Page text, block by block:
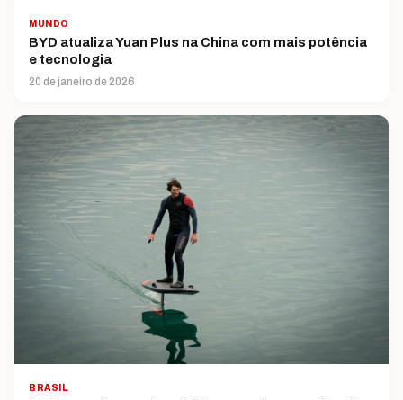
MUNDO
BYD atualiza Yuan Plus na China com mais potência
e tecnologia
20 de janeiro de 2026
BRASIL